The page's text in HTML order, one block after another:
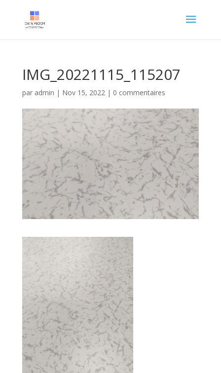
IMG_20221115_115207
par admin | Nov 15, 2022| 0 commentaires